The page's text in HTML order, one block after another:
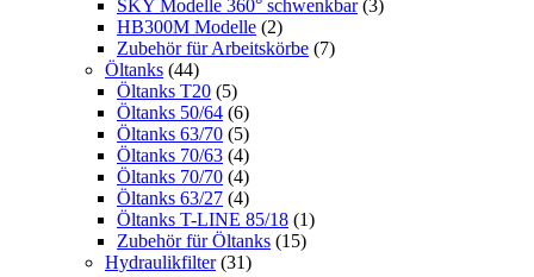
SKY Modelle 360° schwenkbar (3)
HB300M Modelle (2)
Zubehör für Arbeitskörbe (7)
Öltanks (44)
Öltanks T20 (5)
Öltanks 50/64 (6)
Öltanks 63/70 (5)
Öltanks 70/63 (4)
Öltanks 70/70 (4)
Öltanks 63/27 (4)
Öltanks T-LINE 85/18 (1)
Zubehör für Öltanks (15)
Hydraulikfilter (31)